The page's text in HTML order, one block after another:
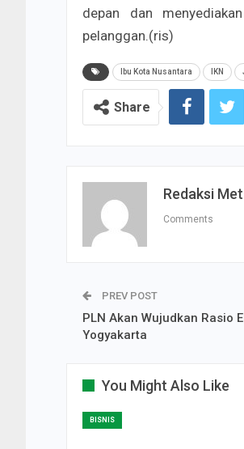
depan dan
pelanggan.(ris)
Ibu Kota Nusantara IKN
Share
Redaksi
Comments
PREV POST
PLN Akan Wujudkan Rasio
Yogyakarta
You Might Also Like
BISNIS